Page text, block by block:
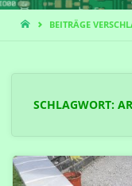
STARTBEITRÄGE
SCHLAGWORT: